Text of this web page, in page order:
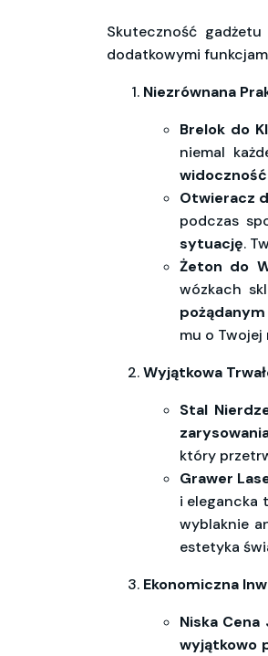
Skuteczność
dodatkowymi
Niezrównana
Brelok do
niemal
Otwieracz
podczas
sytuację.
Żeton do
wózkach
mu o Twojej
Wyjątkowa
Stal
który
Grawer
i elegancka
wyblaknie
estetyka
Ekonomiczna
Niska
wyjątkowo